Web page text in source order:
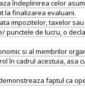
îndeplinirea celor
la finalizarea evaluarii.
impozitelor, taxelor
punctele de lucru, o
si al membrilor
în cadrul acestuia, asa
faptul ca